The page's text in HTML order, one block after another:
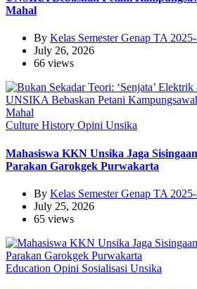
Mahal
By Kelas Semester Genap TA
July 26, 2026
66 views
Culture History Opini Unsika
Mahasiswa KKN Unsika Jaga
Parakan Garokgek Purwakarta
By Kelas Semester Genap TA
July 25, 2026
65 views
Education Opini Sosialisasi Unsika